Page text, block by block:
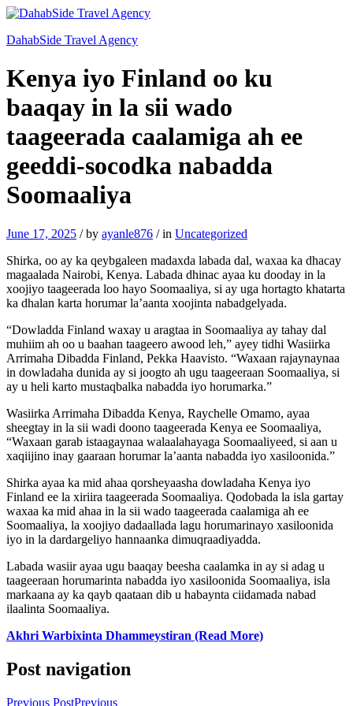
DahabSide Travel Agency
Kenya iyo Finland oo ku
baaqay in la sii wado
taageerada caalamiga ah ee
geeddi-socodka nabadda
Soomaaliya
June 17, 2025 /by ayanle876 /in Uncategorized
Shirka, oo ay ka qeybgaleen madaxda labada dal, waxaa ka dhacay
magaalada Nairobi, Kenya. Labada dhinac ayaa ku dooday in la
xoojiyo taageerada loo hayo Soomaaliya, si ay uga hortagto khatarta
ka dhalan karta horumar la’aanta xoojinta nabadgelyada.
“Dowladda Finland waxay u aragtaa in Soomaaliya ay tahay dal
muhiim ah oo u baahan taageero awood leh,” ayey tidhi Wasiirka
Arrimaha Dibadda Finland, Pekka Haavisto. “Waxaan rajaynaynaa
in dowladaha dunida ay si joogto ah ugu taageeraan Soomaaliya, si
ay u heli karto mustaqbalka nabadda iyo horumarka.”
Wasiirka Arrimaha Dibadda Kenya, Raychelle Omamo, ayaa
sheegtay in la sii wadi doono taageerada Kenya ee Soomaaliya,
“Waxaan garab istaagaynaa walaalahayaga Soomaaliyeed, si aan u
xaqiijino inay gaaraan horumar la’aanta nabadda iyo xasiloonida.”
Shirka ayaa ka mid ahaa qorsheyaasha dowladaha Kenya iyo
Finland ee la xiriira taageerada Soomaaliya. Qodobada la isla gartay
waxaa ka mid ahaa in la sii wado taageerada caalamiga ah ee
Soomaaliya, la xoojiyo dadaallada lagu horumarinayo xasiloonida
iyo in la dardargeliyo hannaanka dimuqraadiyadda.
Labada wasiir ayaa ugu baaqay beesha caalamka in ay si adag u
taageeraan horumarinta nabadda iyo xasiloonida Soomaaliya, isla
markaana ay ka qayb qaataan dib u habaynta ciidamada nabad
ilaalinta Soomaaliya.
Akhri Warbixinta Dhammeystiran (Read More)
Post navigation
Previous PostPrevious